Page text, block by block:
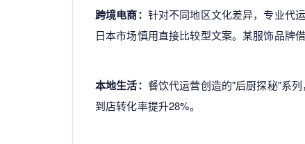
跨境电商： 针对不同地区文化差异，专业代
日本市场慎用直接比较型文案。某服饰品牌
本地生活： 餐饮代运营创造的"后厨探秘"系
到店转化率提升28%。